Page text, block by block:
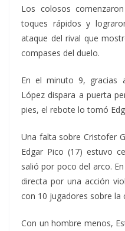
Los colosos
toques rápidos y
ataque del rival que
compases del duelo.
En el minuto 9, gracias
López dispara a puerta
pies, el rebote lo tomó
Una falta sobre Cristofer
Edgar Pico (17) estuvo
salió por poco del arco.
directa por una acción
con 10 jugadores sobre la
Con un hombre menos,